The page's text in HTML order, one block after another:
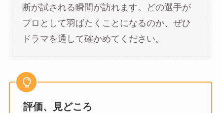
断が試される瞬間が訪れます。どの選手が
プロとして羽ばたくことになるのか、ぜひ
ドラマを通して確かめてください。
評価、見どころ